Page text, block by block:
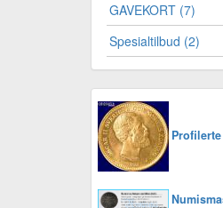
GAVEKORT (7)
Spesialtilbud (2)